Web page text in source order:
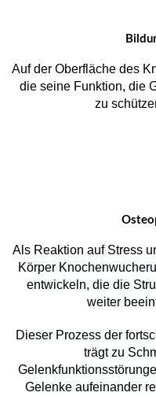
Auf der Oberfläche des
die seine Funktion, die
zu
Als Reaktion auf Stress
Körper
entwickeln, die die
weiter
Dieser Prozess der
trägt zu
Gelenke aufeinander